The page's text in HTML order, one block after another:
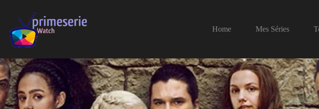
Home Mes Séries
Accueil ZCinéma ZSérie Action Game of Thrones